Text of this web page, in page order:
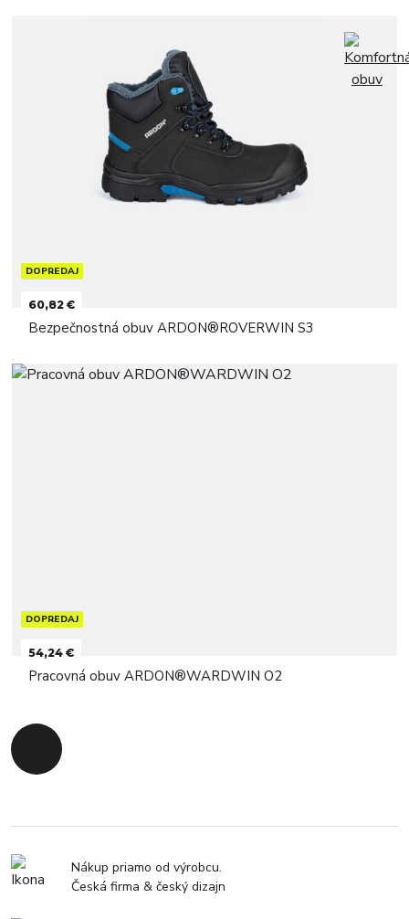
DOPREDAJ
60,82 €
Bezpečnostná obuv ARDON®ROVERWIN S3
DOPREDAJ
54,24 €
Pracovná obuv ARDON®WARDWIN O2
Späť na začiatok
Nákup priamo od výrobcu.
Česká firma & český dizajn